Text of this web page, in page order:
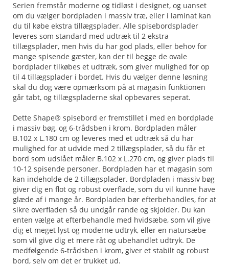
Serien fremstår moderne og tidløst i designet, og uanset
om du vælger bordpladen i massiv træ, eller i laminat kan
du til købe ekstra tillægsplader. Alle spisebordsplader
leveres som standard med udtræk til 2 ekstra
tillægsplader, men hvis du har god plads, eller behov for
mange spisende gæster, kan der til begge de ovale
bordplader tilkøbes et udtræk, som giver mulighed for op
til 4 tillægsplader i bordet. Hvis du vælger denne løsning
skal du dog være opmærksom på at magasin funktionen
går tabt, og tillægspladerne skal opbevares seperat.
Dette Shape® spisebord er fremstillet i med en bordplade
i massiv bøg, og 6-trådsben i krom. Bordpladen måler
B.102 x L.180 cm og leveres med et udtræk så du har
mulighed for at udvide med 2 tillægsplader, så du får et
bord som udslået måler B.102 x L.270 cm, og giver plads til
10-12 spisende personer. Bordpladen har et magasin som
kan indeholde de 2 tillægsplader. Bordpladen i massiv bøg
giver dig en flot og robust overflade, som du vil kunne have
glæde af i mange år. Bordpladen bør efterbehandles, for at
sikre overfladen så du undgår rande og skjolder. Du kan
enten vælge at efterbehandle med hvidsæbe, som vil give
dig et meget lyst og moderne udtryk, eller en natursæbe
som vil give dig et mere råt og ubehandlet udtryk. De
medfølgende 6-trådsben i krom, giver et stabilt og robust
bord, selv om det er trukket ud.